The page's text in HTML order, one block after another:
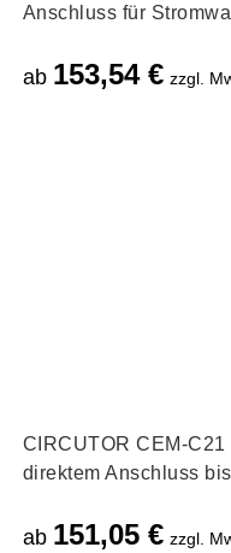
Anschluss für
ab 153,54 € zzgl.
CIRCUTOR CEM-
direktem Anschluss
ab 151,05 € zzgl.